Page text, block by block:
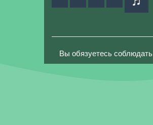
Вы обязуетесь соблюдать